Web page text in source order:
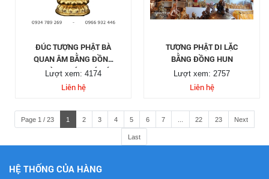
ĐÚC TƯỢNG PHẬT BÀ
QUAN ÂM BẰNG ĐỒNG
MẠ VÀNG, BÁO GIÁ ĐÚC
TƯỢNG PHẬT ĐỒNG
Lượt xem: 4174
Liên hệ
TƯỢNG PHẬT DI LẶC
BẰNG ĐỒNG HUN
Lượt xem: 2757
Liên hệ
Page 1 / 23 1 2 3 4 5 6 7 22 23 Next
Last
HỆ THỐNG CỦA HÀNG